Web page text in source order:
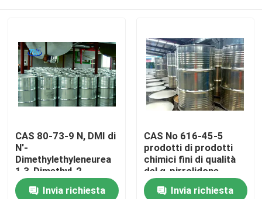
PRODOTTI
CIRCA GLI STATI UNITI
CAS 80-73-9 N, DMI di
N'-
Dimethylethyleneurea
1,3-Dimethyl-2-
Imidazolidinone
Invia richiesta
CAS No 616-45-5
prodotti di prodotti
chimici fini di qualità
del α-pirrolidone
Invia richiesta